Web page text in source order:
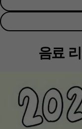
음료